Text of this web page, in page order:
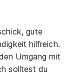
gute
hilfreich.
Umgang mit
solltest du